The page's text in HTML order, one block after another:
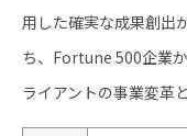
用した確実な成果創出
ち、Fortune 500企業
ライアントの事業変革